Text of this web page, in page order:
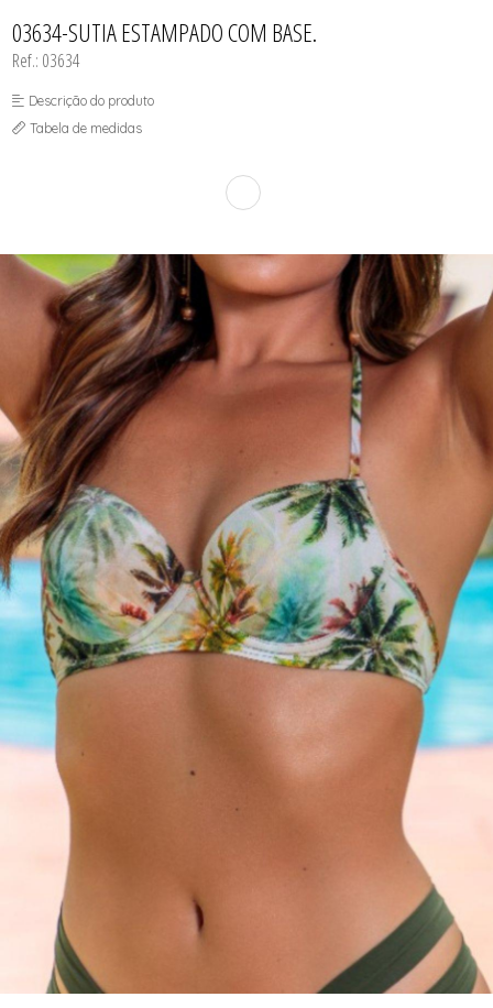
CONJUNTO
CONJUNTO BIQUÍNI
ROBE
TOP
03634-SUTIA ESTAMPADO COM BASE.
Ref.: 03634
Descrição do produto
Tabela de medidas